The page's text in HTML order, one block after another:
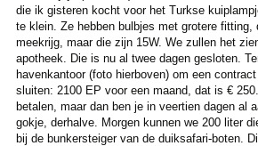
die ik gisteren kocht voor het Turkse
te klein. Ze hebben bulbjes met grotere fitting,
meekrijg, maar die zijn 15W. We zullen het
apotheek. Die is nu al twee dagen gesloten.
havenkantoor (foto hierboven) om een
sluiten: 2100 EP voor een maand, dat is €
betalen, maar dan ben je in veertien dagen al
gokje, derhalve. Morgen kunnen we 200 liter
bij de bunkersteiger van de duiksafari-boten.